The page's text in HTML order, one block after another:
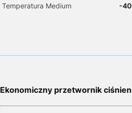
Temperatura Medium -
Ekonomiczny przetwornik